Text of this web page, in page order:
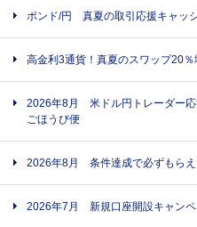
ポンド/円 真夏の取引応援キャッ
高金利3通貨！真夏のスワップ20％
2026年8月 米ドル円トレーダー応
ごほうび便
2026年8月 条件達成で必ずもらえ
2026年7月 新規口座開設キャンペ